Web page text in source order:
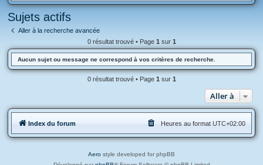
e
e
c
h
e
Sujets actifs
Aller à la recherche avancée
0 résultat trouvé • Page 1 sur 1
Aucun sujet ou message ne correspond à vos critères de recherche.
0 résultat trouvé • Page 1 sur 1
Aller à
Index du forum Heures au format UTC+02:00
Aero style developed for phpBB